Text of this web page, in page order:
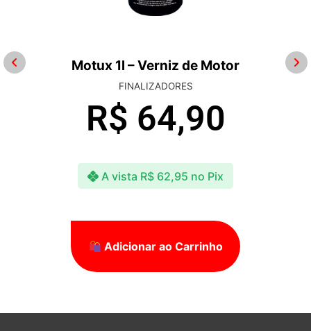
Motux 1l – Verniz de Motor
FINALIZADORES
R$ 64,90
A vista R$ 62,95 no Pix
Adicionar ao Carrinho